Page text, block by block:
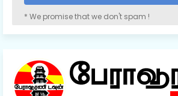
* We promise that we don't spam !